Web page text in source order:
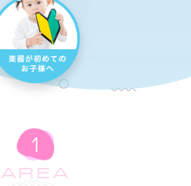
AREA